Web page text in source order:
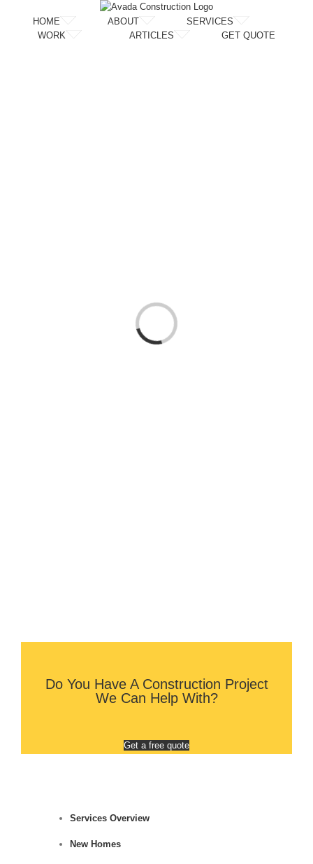
HOME ABOUT
SERVICES
WORK
ARTICLES GET QUOTE
Loading...
Do You Have A Construction Project
We Can Help With?
Get a free quote
Services Overview
New Homes